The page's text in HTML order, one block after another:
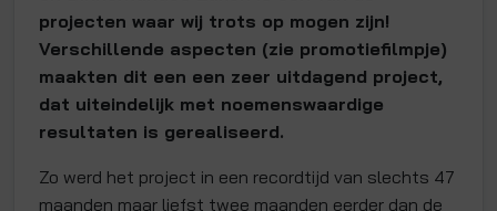
projecten waar wij trots op mogen zijn!
Verschillende aspecten (zie promotiefilmpje)
maakten dit een een zeer uitdagend project,
dat uiteindelijk met noemenswaardige
resultaten is gerealiseerd.
Zo werd het project in een recordtijd van slechts 47
maanden maar liefst twee maanden eerder dan de